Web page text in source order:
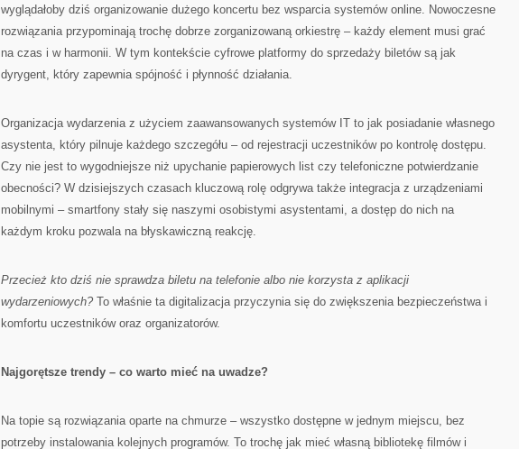
wyglądałoby dziś organizowanie dużego koncertu bez wsparcia systemów online. Nowoczesne
rozwiązania przypominają trochę dobrze zorganizowaną orkiestrę – każdy element musi grać
na czas i w harmonii. W tym kontekście cyfrowe platformy do sprzedaży biletów są jak
dyrygent, który zapewnia spójność i płynność działania.
Organizacja wydarzenia z użyciem zaawansowanych systemów IT to jak posiadanie własnego
asystenta, który pilnuje każdego szczegółu – od rejestracji uczestników po kontrolę dostępu.
Czy nie jest to wygodniejsze niż upychanie papierowych list czy telefoniczne potwierdzanie
obecności? W dzisiejszych czasach kluczową rolę odgrywa także integracja z urządzeniami
mobilnymi – smartfony stały się naszymi osobistymi asystentami, a dostęp do nich na
każdym kroku pozwala na błyskawiczną reakcję.
Przecież kto dziś nie sprawdza biletu na telefonie albo nie korzysta z aplikacji
wydarzeniowych? To właśnie ta digitalizacja przyczynia się do zwiększenia bezpieczeństwa i
komfortu uczestników oraz organizatorów.
Najgorętsze trendy – co warto mieć na uwadze?
Na topie są rozwiązania oparte na chmurze – wszystko dostępne w jednym miejscu, bez
potrzeby instalowania kolejnych programów. To trochę jak mieć własną bibliotekę filmów i